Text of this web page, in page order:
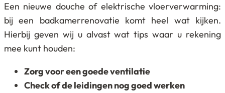
Een nieuwe douche of elektrische vloerverwarming:
bij een badkamerrenovatie komt heel wat kijken.
Hierbij geven wij u alvast wat tips waar u rekening
mee kunt houden:
Zorg voor een goede ventilatie
Check of de leidingen nog goed werken